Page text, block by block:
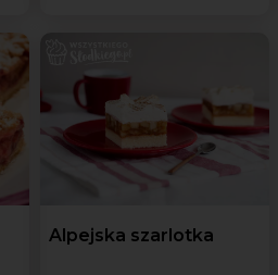
Alpejska szarlotka